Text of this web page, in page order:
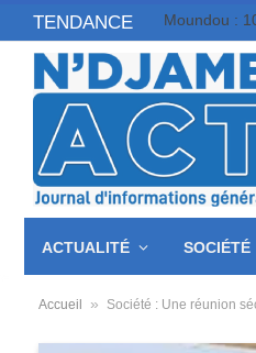
TENDANCE
ACTUALITÉ SOCIÉTÉ
Accueil » Société : Une réunion